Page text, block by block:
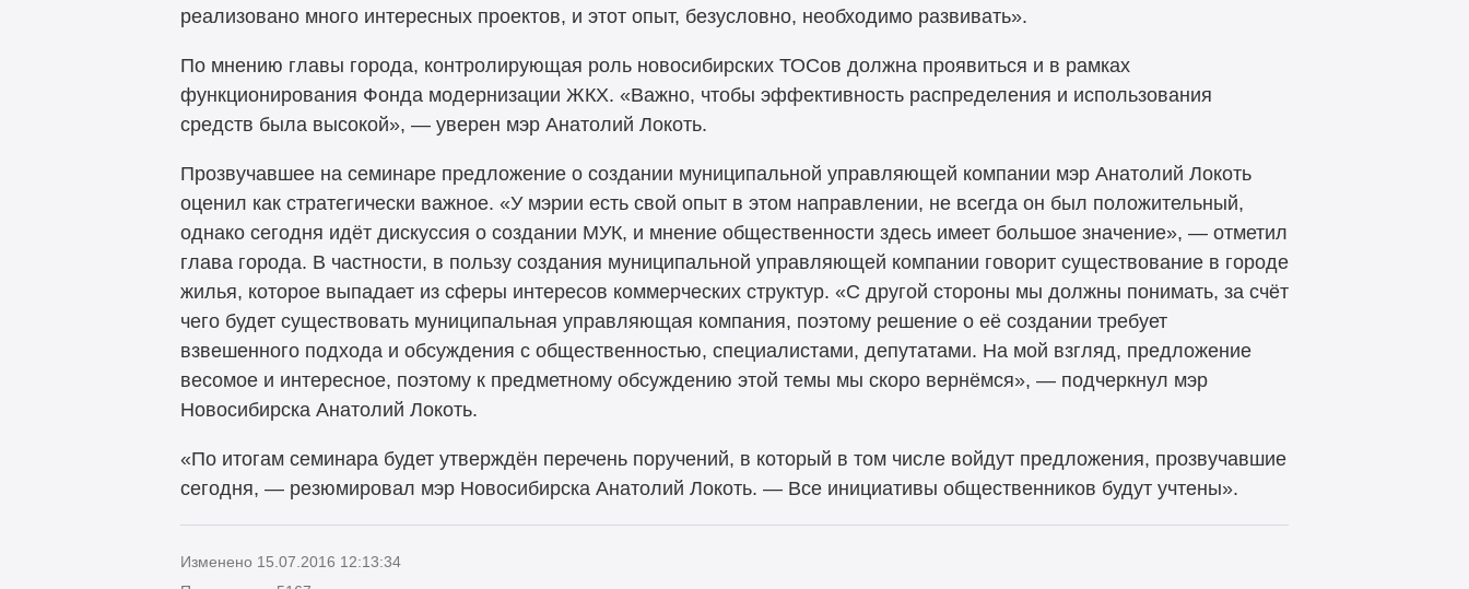
реализовано много интересных проектов, и этот опыт, безусловно, необходимо развивать».
По мнению главы города, контролирующая роль новосибирских ТОСов должна проявиться и в рамках
функционирования Фонда модернизации ЖКХ. «Важно, чтобы эффективность распределения и использования
средств была высокой», — уверен мэр Анатолий Локоть.
Прозвучавшее на семинаре предложение о создании муниципальной управляющей компании мэр Анатолий Локоть
оценил как стратегически важное. «У мэрии есть свой опыт в этом направлении, не всегда он был положительный,
однако сегодня идёт дискуссия о создании МУК, и мнение общественности здесь имеет большое значение», — отметил
глава города. В частности, в пользу создания муниципальной управляющей компании говорит существование в городе
жилья, которое выпадает из сферы интересов коммерческих структур. «С другой стороны мы должны понимать, за счёт
чего будет существовать муниципальная управляющая компания, поэтому решение о её создании требует
взвешенного подхода и обсуждения с общественностью, специалистами, депутатами. На мой взгляд, предложение
весомое и интересное, поэтому к предметному обсуждению этой темы мы скоро вернёмся», — подчеркнул мэр
Новосибирска Анатолий Локоть.
«По итогам семинара будет утверждён перечень поручений, в который в том числе войдут предложения, прозвучавшие
сегодня, — резюмировал мэр Новосибирска Анатолий Локоть. — Все инициативы общественников будут учтены».
Изменено 15.07.2016 12:13:34